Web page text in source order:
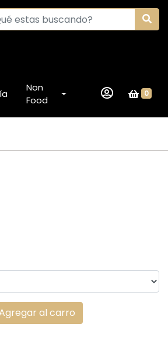
Non
Food
0
al carro